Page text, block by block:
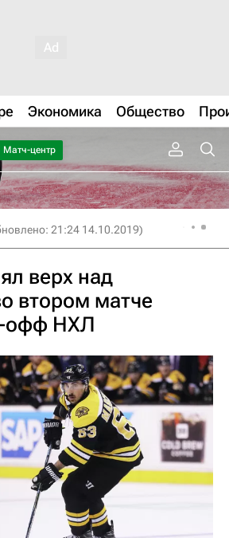
Экономика Общество
Матч-центр
21:24 14.10.2019)
верх над
втором матче
офф НХЛ